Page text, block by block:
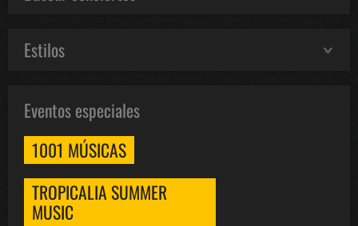
Estilos
Eventos especiales
1001 MÚSICAS
TROPICALIA SUMMER
MUSIC